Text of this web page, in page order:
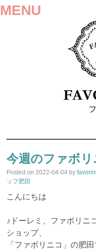
MENU
TO
CONTENT
今週のファボリ
Posted on2022-04-04 by
ッフ肥田
こんにちは
♪ドーレミ、ファボリニ
ショップ、
「ファボリニコ」の肥田